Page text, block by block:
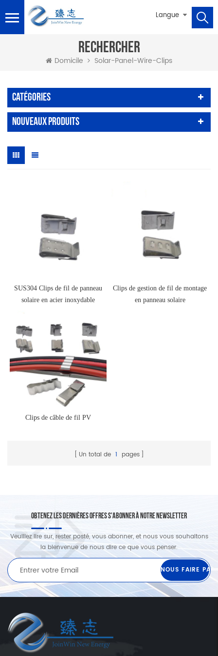
Langue
RECHERCHER
Domicile Solar-Panel-Wire-Clips
Catégories
Nouveaux Produits
SUS304 Clips de fil de panneau
solaire en acier inoxydable
Clips de gestion de fil de montage
en panneau solaire
Clips de câble de fil PV
Un total de 1 pages
OBTENEZ LES DERNIÈRES OFFRES S'ABONNER À NOTRE NEWSLETTER
Veuillez lire sur, rester posté, vous abonner, et nous vous souhaitons
la bienvenue de nous dire ce que vous penser.